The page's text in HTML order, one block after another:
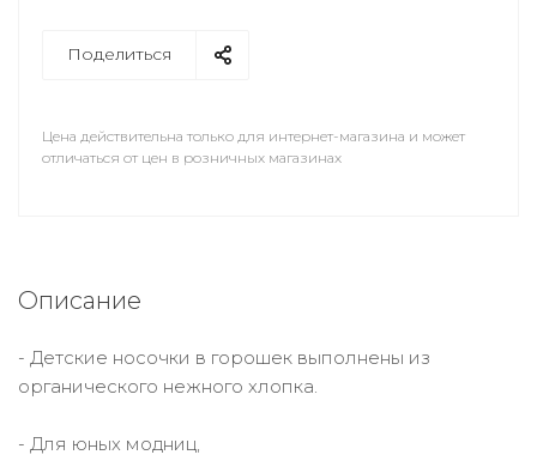
Поделиться
Цена действительна только для интернет-магазина и может
отличаться от цен в розничных магазинах
Описание
- Детские носочки в горошек выполнены из
органического нежного хлопка.
- Для юных модниц,